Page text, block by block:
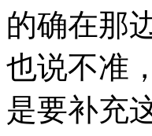
的确在那
也说不准
是要补充